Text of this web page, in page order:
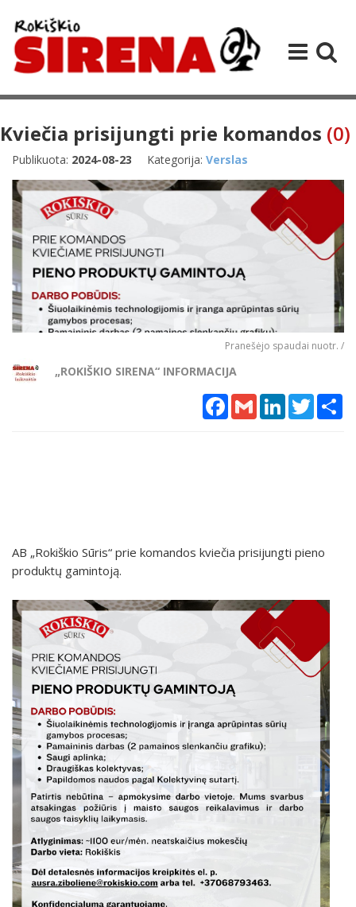
Kviečia prisijungti prie komandos (0)
Publikuota: 2024-08-23 Kategorija: Verslas
Pranešėjo spaudai nuotr. /
„ROKIŠKIO SIRENA“ INFORMACIJA
Facebook
Gmail LinkedInTwitter
AB „Rokiškio Sūris“ prie komandos kviečia prisijungti pieno
produktų gamintoją.